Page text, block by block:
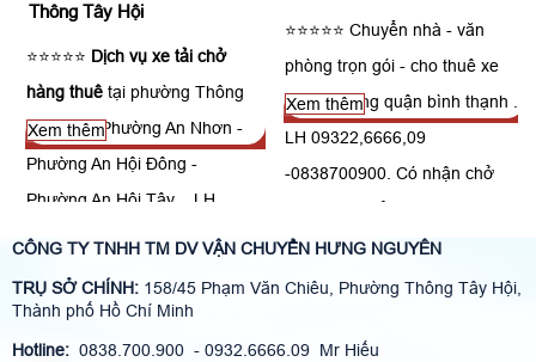
Thông Tây Hội
⭐⭐⭐⭐⭐Dịch vụ xe tải chở
hàng thuêtại phường Thông
Tây Hội - Phường An Nhơn -
Phường An Hội Đông -
Phường An Hội Tây . LH
09322,6666,09 -0838700900.
đặc biệt có xe tải chở hàng 6m
chạy được trong nội thành ban
Xem thêm
⭐⭐⭐⭐⭐ Chuyển nhà - văn
phòng trọn gói - cho thuê xe
tải chở hàng quận bình thạnh .
LH 09322,6666,09
-0838700900. Có nhận chở
xe tải chở hàng 6m chạy được
trong nội thành ban ngày
Xem thêm
CÔNG TY TNHH TM DV VẬN CHUYỂN HƯNG NGUYÊN
TRỤ SỞ CHÍNH: 158/45 Phạm Văn Chiêu, Phường Thông Tây Hội,
Thành phố Hồ Chí Minh
Hotline: 0838.700.900 - 0932.6666.09 Mr Hiếu